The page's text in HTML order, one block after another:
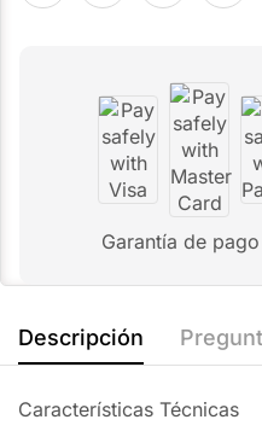
Garantía de
Descripción
Características Técnicas